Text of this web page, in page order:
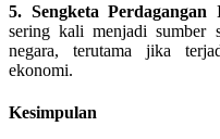
5. Sengketa Perdagangan
sering kali menjadi sumber
negara, terutama jika
ekonomi.
Kesimpulan